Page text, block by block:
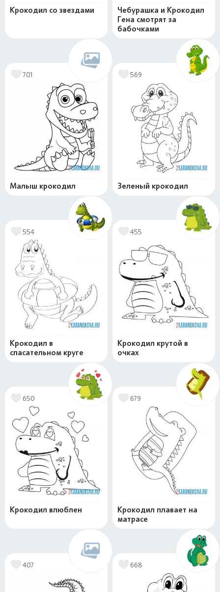
Крокодил со звездами
Чебурашка и Крокодил
Гена смотрят за
бабочками
701
Малыш крокодил
569
Зеленый крокодил
554
Крокодил в
спасательном круге
455
Крокодил крутой в
очках
650
Крокодил влюблен
679
Крокодил плавает на
матрасе
407 668